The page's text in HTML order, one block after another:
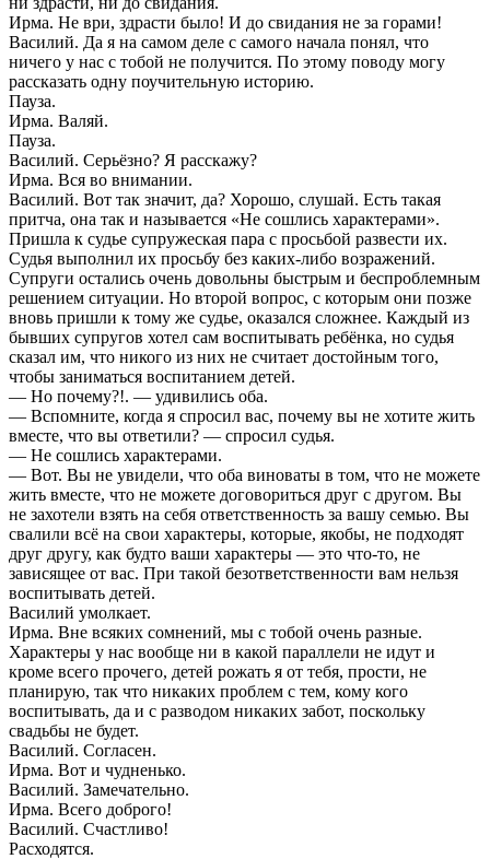
Ирма. Не ври, здрасти было! И до свидания не за горами!
Василий. Да я на самом деле с самого начала понял, что
ничего у нас с тобой не получится. По этому поводу могу
рассказать одну поучительную историю.
Пауза.
Ирма. Валяй.
Пауза.
Василий. Серьёзно? Я расскажу?
Ирма. Вся во внимании.
Василий. Вот так значит, да? Хорошо, слушай. Есть такая
притча, она так и называется «Не сошлись характерами».
Пришла к судье супружеская пара с просьбой развести их.
Судья выполнил их просьбу без каких-либо возражений.
Супруги остались очень довольны быстрым и беспроблемным
решением ситуации. Но второй вопрос, с которым они позже
вновь пришли к тому же судье, оказался сложнее. Каждый из
бывших супругов хотел сам воспитывать ребёнка, но судья
сказал им, что никого из них не считает достойным того,
чтобы заниматься воспитанием детей.
— Но почему?!. — удивились оба.
— Вспомните, когда я спросил вас, почему вы не хотите жить
вместе, что вы ответили? — спросил судья.
— Не сошлись характерами.
— Вот. Вы не увидели, что оба виноваты в том, что не можете
жить вместе, что не можете договориться друг с другом. Вы
не захотели взять на себя ответственность за вашу семью. Вы
свалили всё на свои характеры, которые, якобы, не подходят
друг другу, как будто ваши характеры — это что-то, не
зависящее от вас. При такой безответственности вам нельзя
воспитывать детей.
Василий умолкает.
Ирма. Вне всяких сомнений, мы с тобой очень разные.
Характеры у нас вообще ни в какой параллели не идут и
кроме всего прочего, детей рожать я от тебя, прости, не
планирую, так что никаких проблем с тем, кому кого
воспитывать, да и с разводом никаких забот, поскольку
свадьбы не будет.
Василий. Согласен.
Ирма. Вот и чудненько.
Василий. Замечательно.
Ирма. Всего доброго!
Василий. Счастливо!
Расходятся.